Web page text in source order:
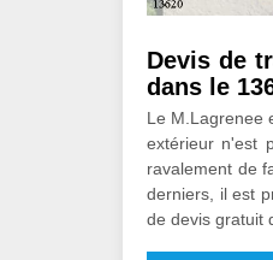
Devis de
dans le
Le M.Lagrenee
extérieur n'est
ravalement de
derniers, il est
de devis gratuit